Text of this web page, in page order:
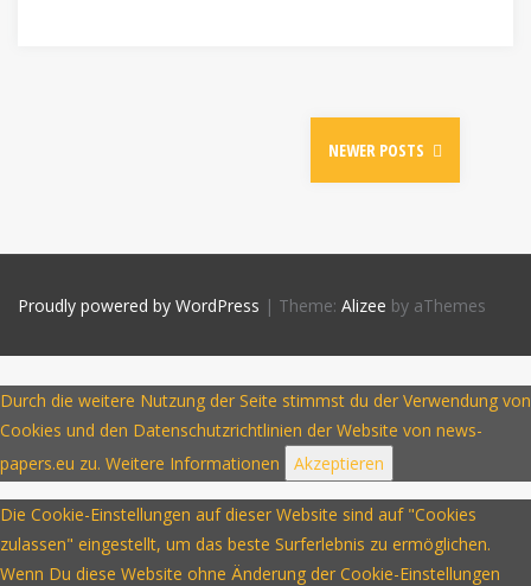
NEWER POSTS
Proudly powered by WordPress | Theme: Alizee by aThemes
Durch die weitere Nutzung der Seite stimmst du der Verwendung von
Cookies und den Datenschutzrichtlinien der Website von news-
papers.eu zu. Weitere Informationen Akzeptieren
Die Cookie-Einstellungen auf dieser Website sind auf "Cookies
zulassen" eingestellt, um das beste Surferlebnis zu ermöglichen.
Wenn Du diese Website ohne Änderung der Cookie-Einstellungen